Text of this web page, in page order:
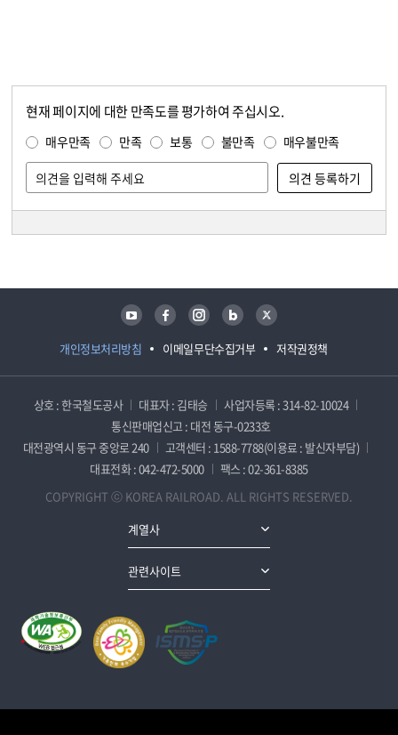
현재 페이지에 대한 만족도를 평가하여 주십시오.
매우만족 만족 보통 불만족 매우불만족
개인정보처리방침 이메일무단수집거부 저작권정책
유튜브 페이스북 인스타그램 블로그 트위터
상호 : 한국철도공사 대표자 : 김태승
사업자등록 : 314-82-10024
통신판매업신고 : 대전 동구-0233호
대전광역시 동구 중앙로 240
고객센터 : 1588-7788(이용료 : 발신자부담)
대표전화 : 042-472-5000
팩스 : 02-361-8385
COPYRIGHT ⓒ KOREA RAILROAD. ALL RIGHTS RESERVED.
계열사
관련사이트